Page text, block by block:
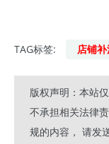
TAG标签: 店铺
版权声明：本站
不承担相关法律
规的内容， 请发